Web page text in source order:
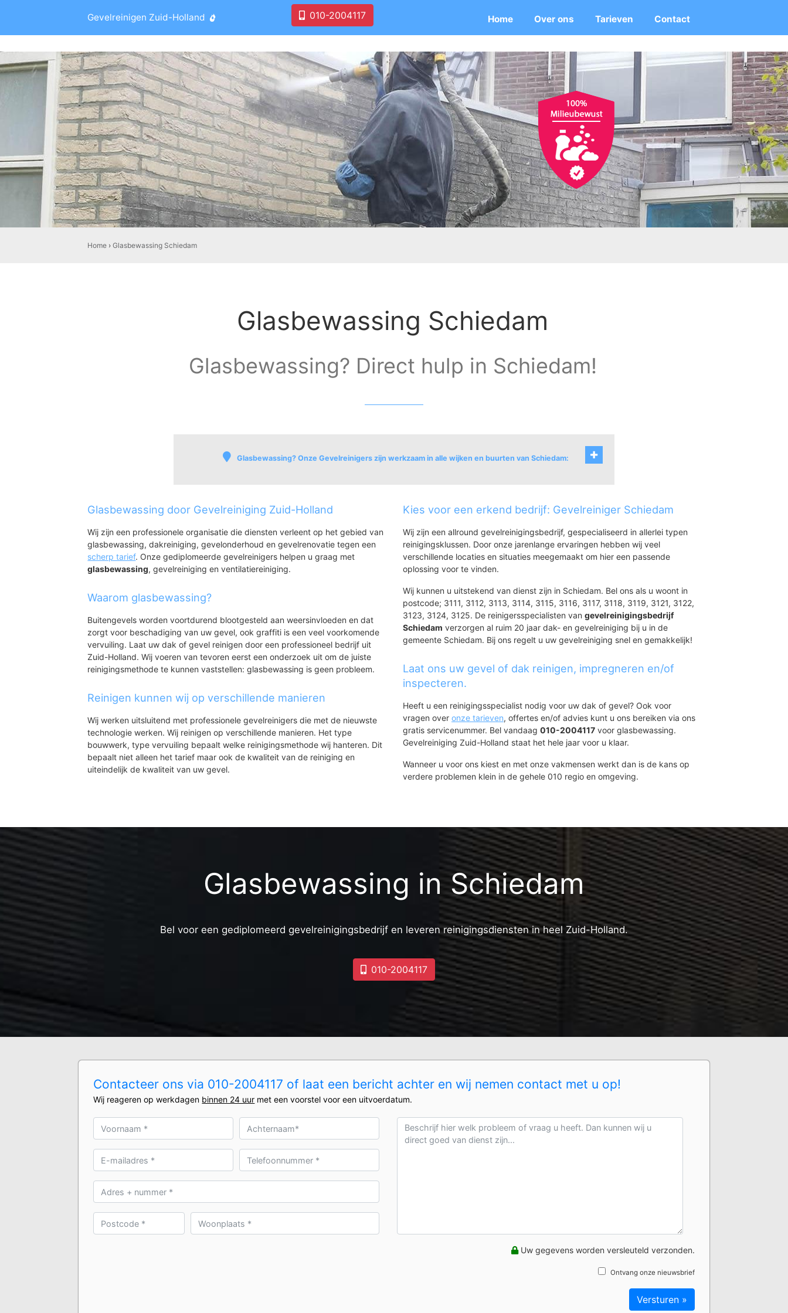
Gevelreinigen Zuid-Holland 010-2004117 Home Over ons Tarieven Contact
Home ›Glasbewassing Schiedam
Glasbewassing Schiedam
Glasbewassing? Direct hulp in Schiedam!
Glasbewassing? Onze Gevelreinigers zijn werkzaam in alle wijken en buurten van Schiedam:
Buurt 00
Groenoord en Kethel
Parkenbuurt/Bijdorp
Groenoord-Zuid
Groenoord-Midden
Groenoord-Noord
Tuindorp
Industriegebied ten noorden
van Rijksweg 20
Spaanse Polder
s-Gravelandsepolder
Polderwetering
Spieringshoek
Staatsliedenbuurt
Vakbondsliedenbuurt
Hollandiabuurt
Schiehart
Natuurkundigenbuurt
Singelkwartier
Stationsbuurt
Wetenschappersbuurt
Newtonbuurt
Rotterdamsedijk
Tussen Havens en Grachten
De Plantage
West
Schildersbuurt
Schrijversbuurt
Oranjekwartier
/Sveaparken
Toneelspelersbuurt
Ambachtenbuurt
Kastelenbuurt
Botenbuurt
De Gaarden/Sveafors
De Akkers en De Velden
Sveaborg en -Dal
Noordkethelpolder
Zuid
Noletbuurt
Piet Sandersbuurt
Maasboulevard
Glasbewassing door Gevelreiniging Zuid-Holland
Wij zijn een professionele organisatie die diensten verleent op het gebied van
glasbewassing, dakreiniging, gevelonderhoud en gevelrenovatie tegen een
scherp tarief. Onze gediplomeerde gevelreinigers helpen u graag met
glasbewassing, gevelreiniging en ventilatiereiniging.
Waarom glasbewassing?
Buitengevels worden voortdurend blootgesteld aan weersinvloeden en dat
zorgt voor beschadiging van uw gevel, ook graffiti is een veel voorkomende
vervuiling. Laat uw dak of gevel reinigen door een professioneel bedrijf uit
Zuid-Holland. Wij voeren van tevoren eerst een onderzoek uit om de juiste
reinigingsmethode te kunnen vaststellen: glasbewassing is geen probleem.
Reinigen kunnen wij op verschillende manieren
Wij werken uitsluitend met professionele gevelreinigers die met de nieuwste
technologie werken. Wij reinigen op verschillende manieren. Het type
bouwwerk, type vervuiling bepaalt welke reinigingsmethode wij hanteren. Dit
bepaalt niet alleen het tarief maar ook de kwaliteit van de reiniging en
uiteindelijk de kwaliteit van uw gevel.
Kies voor een erkend bedrijf: Gevelreiniger Schiedam
Wij zijn een allround gevelreinigingsbedrijf, gespecialiseerd in allerlei typen
reinigingsklussen. Door onze jarenlange ervaringen hebben wij veel
verschillende locaties en situaties meegemaakt om hier een passende
oplossing voor te vinden.
Wij kunnen u uitstekend van dienst zijn in Schiedam. Bel ons als u woont in
postcode; 3111, 3112, 3113, 3114, 3115, 3116, 3117, 3118, 3119, 3121, 3122,
3123, 3124, 3125. De reinigersspecialisten van gevelreinigingsbedrijf
Schiedam verzorgen al ruim 20 jaar dak- en gevelreiniging bij u in de
gemeente Schiedam. Bij ons regelt u uw gevelreiniging snel en gemakkelijk!
Laat ons uw gevel of dak reinigen, impregneren en/of
inspecteren.
Heeft u een reinigingsspecialist nodig voor uw dak of gevel? Ook voor
vragen over onze tarieven, offertes en/of advies kunt u ons bereiken via ons
gratis servicenummer. Bel vandaag 010-2004117 voor glasbewassing.
Gevelreiniging Zuid-Holland staat het hele jaar voor u klaar.
Wanneer u voor ons kiest en met onze vakmensen werkt dan is de kans op
verdere problemen klein in de gehele 010 regio en omgeving.
Glasbewassing in Schiedam
Bel voor een gediplomeerd gevelreinigingsbedrijf en leveren reinigingsdiensten in heel Zuid-Holland.
010-2004117
Contacteer ons via 010-2004117 of laat een bericht achter en wij nemen contact met u op!
Wij reageren op werkdagen binnen 24 uur met een voorstel voor een uitvoerdatum.
Uw gegevens worden versleuteld verzonden.
Ontvang onze nieuwsbrief